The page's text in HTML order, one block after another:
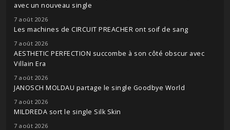
avec un nouveau single
7 août 2026
Les machines de CIRCUIT PREACHER ont soif de sang
7 août 2026
AESTHETIC PERFECTION succombe à son côté obscur avec
Villain Era
7 août 2026
JANOSCH MOLDAU partage le single Goodbye World
7 août 2026
MILDREDA sort le single Silk Skin
7 août 2026